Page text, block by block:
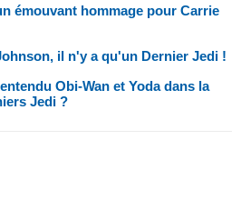
émouvant hommage pour Carrie
il n'y a qu'un Dernier Jedi !
Obi-Wan et Yoda dans la
Jedi ?